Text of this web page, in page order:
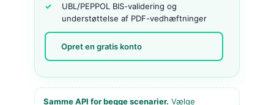
UBL/PEPPOL BIS-validering og
understøttelse af PDF-vedhæftninger
Opret en gratis konto
Samme API for begge scenarier. Vælge